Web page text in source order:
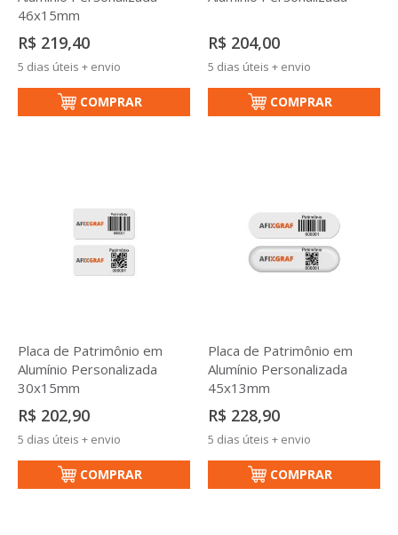
46x15mm
R$ 219,40
5 dias úteis + envio
COMPRAR
R$ 204,00
5 dias úteis + envio
COMPRAR
Placa de Patrimônio em
Alumínio Personalizada
30x15mm
R$ 202,90
5 dias úteis + envio
COMPRAR
Placa de Patrimônio em
Alumínio Personalizada
45x13mm
R$ 228,90
5 dias úteis + envio
COMPRAR